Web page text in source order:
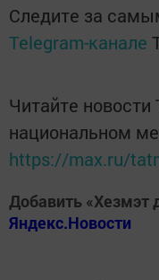
Следите за
Telegram-канале
Читайте новости
национальном
https://max.ru/
Добавить «Хезмэт
Яндекс.Новости